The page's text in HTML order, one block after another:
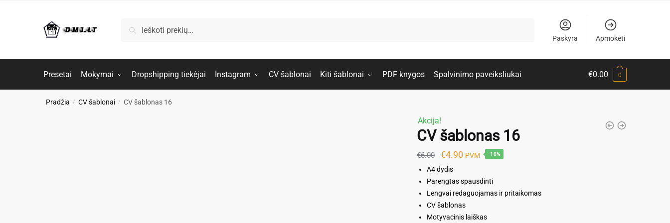
Ieškoti
Paskyra Apmokėti
Presetai Mokymai Dropshipping tiekėjai Instagram CV šablonai Kiti šablonai PDF knygos Spalvinimo paveiksliukai €0.00 0
Pradžia / CV šablonai / CV šablonas 16
Akcija!
CV šablonas 16
€6.00
Original
price
was:
€6.00.
€4.90Current
is:
€4.90.
PVM -18%
A4 dydis
Parengtas spausdinti
Lengvai redaguojamas ir pritaikomas
CV šablonas
Motyvacinis laiškas